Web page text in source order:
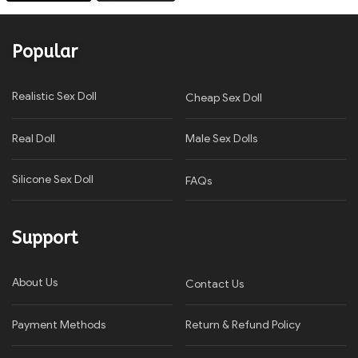
Popular
Realistic Sex Doll Cheap Sex Doll
Real Doll Male Sex Dolls
Silicone Sex Doll FAQs
Support
About Us Contact Us
Payment Methods Return & Refund Policy